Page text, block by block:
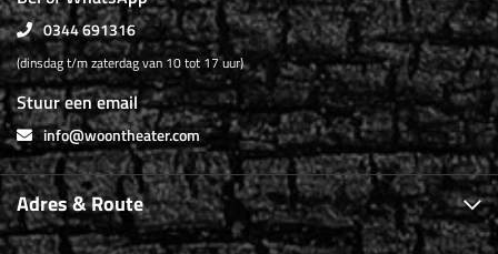
0344 691316
(dinsdag t/m zaterdag van 10 tot 17 uur)
Stuur een email
info@woontheater.com
Adres & Route